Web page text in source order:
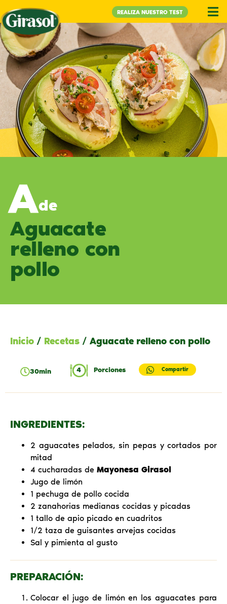
REALIZA NUESTRO TEST
Ade
Aguacate
relleno con
pollo
Inicio / Recetas / Aguacate relleno con pollo
30min 4 Porciones Compartir
INGREDIENTES:
2 aguacates pelados, sin pepas y cortados por
mitad
4 cucharadas de Mayonesa Girasol
Jugo de limón
1 pechuga de pollo cocida
2 zanahorias medianas cocidas y picadas
1 tallo de apio picado en cuadritos
1/2 taza de guisantes arvejas cocidas
Sal y pimienta al gusto
PREPARACIÓN:
Colocar el jugo de limón en los aguacates para